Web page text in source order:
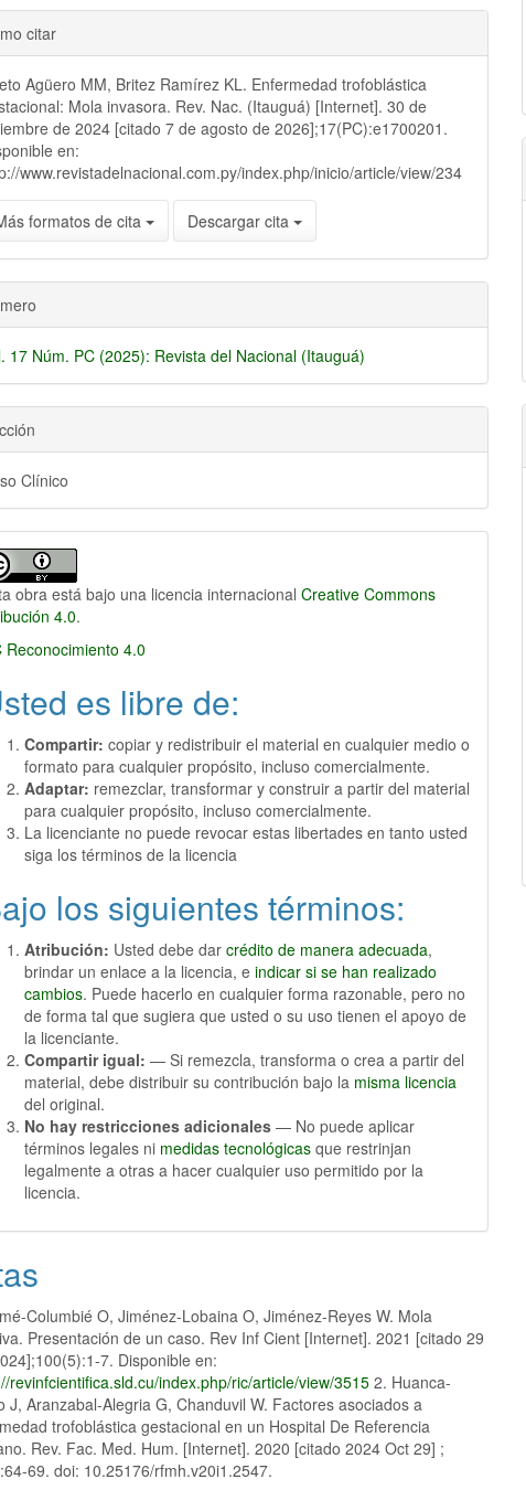
citar
Agüero MM, Britez Ramírez KL. Enfermedad trofoblástica
Mola invasora. Rev. Nac. (Itauguá) [Internet]. 30 de
de 2024 [citado 7 de agosto de 2026];17(PC):e1700201.
en:
www.revistadelnacional.com.py/index.php/inicio/article/view/234
formatos de cita Descargar cita
17 Núm. PC (2025): Revista del Nacional (Itauguá)
Clínico
obra está bajo una licencia internacionalCreative Commons
4.0.
Reconocimiento 4.0
es libre de:
Compartir:copiar y redistribuir el material en cualquier medio o
formato para cualquier propósito, incluso comercialmente.
Adaptar: remezclar, transformar y construir a partir del material
para cualquier propósito, incluso comercialmente.
La licenciante no puede revocar estas libertades en tanto usted
siga los términos de la licencia
los siguientes términos:
Atribución: Usted debe darcrédito de manera adecuada,
brindar un enlace a la licencia, eindicar si se han realizado
cambios. Puede hacerlo en cualquier forma razonable, pero no
de forma tal que sugiera que usted o su uso tienen el apoyo de
la licenciante.
Compartir igual:— Si remezcla, transforma o crea a partir del
material, debe distribuir su contribución bajo la misma licencia
del original.
No hay restricciones adicionales— No puede aplicar
términos legales ni medidas tecnológicas que restrinjan
legalmente a otras a hacer cualquier uso permitido por la
licencia.
Columbié O, Jiménez-Lobaina O, Jiménez-Reyes W. Mola
Presentación de un caso. Rev Inf Cient [Internet]. 2021 [citado 29
7. Disponible en:
revinfcientifica.sld.cu/index.php/ric/article/view/3515 2. Huanca-
J, Aranzabal-Alegria G, Chanduvil W. Factores asociados a
trofoblástica gestacional en un Hospital De Referencia
Rev. Fac. Med. Hum. [Internet]. 2020 [citado 2024 Oct 29] ;
69. doi: 10.25176/rfmh.v20i1.2547.